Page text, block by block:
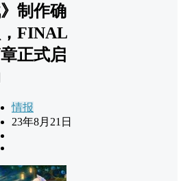
制作确
FINAL
正式启
情报
23年8月21日